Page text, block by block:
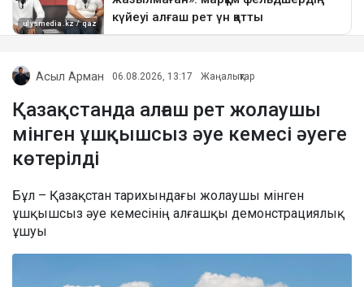
Асыл Арман 06.08.2026, 13:17 Жаңалықтар
Қазақстанда алғаш рет жолаушы
мінген ұшқышсыз әуе кемесі әуеге
көтерілді
Бұл – Қазақстан тарихындағы жолаушы мінген
ұшқышсыз әуе кемесінің алғашқы демонстрациялық
ұшуы